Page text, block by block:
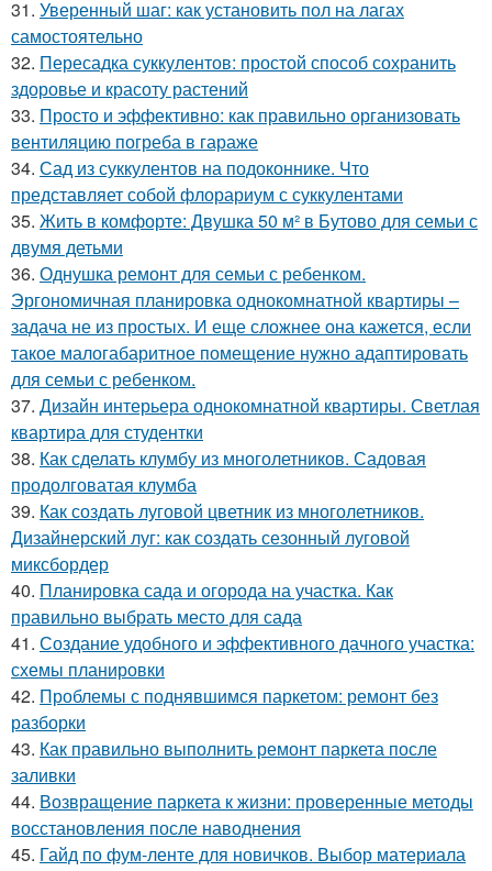
31. Уверенный шаг: как установить пол на лагах
самостоятельно
32. Пересадка суккулентов: простой способ сохранить
здоровье и красоту растений
33. Просто и эффективно: как правильно организовать
вентиляцию погреба в гараже
34. Сад из суккулентов на подоконнике. Что
представляет собой флорариум с суккулентами
35. Жить в комфорте: Двушка 50 м² в Бутово для семьи с
двумя детьми
36. Однушка ремонт для семьи с ребенком.
Эргономичная планировка однокомнатной квартиры –
задача не из простых. И еще сложнее она кажется, если
такое малогабаритное помещение нужно адаптировать
для семьи с ребенком.
37. Дизайн интерьера однокомнатной квартиры. Светлая
квартира для студентки
38. Как сделать клумбу из многолетников. Садовая
продолговатая клумба
39. Как создать луговой цветник из многолетников.
Дизайнерский луг: как создать сезонный луговой
миксбордер
40. Планировка сада и огорода на участка. Как
правильно выбрать место для сада
41. Создание удобного и эффективного дачного участка:
схемы планировки
42. Проблемы с поднявшимся паркетом: ремонт без
разборки
43. Как правильно выполнить ремонт паркета после
заливки
44. Возвращение паркета к жизни: проверенные методы
восстановления после наводнения
45. Гайд по фум-ленте для новичков. Выбор материала